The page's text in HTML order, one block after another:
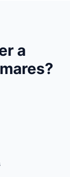
a
?